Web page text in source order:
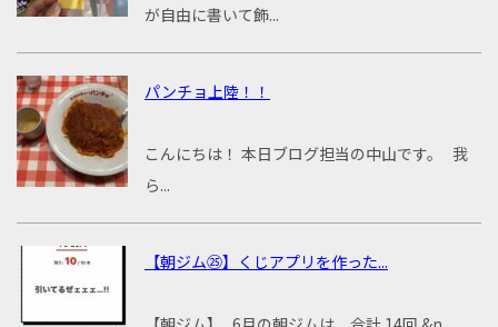
が自由に書いて飾...
パンチョ上陸！！
こんにちは！ 本日ブログ担当の中山です。 我
ら...
【朝ジム㉕】くじアプリを作った...